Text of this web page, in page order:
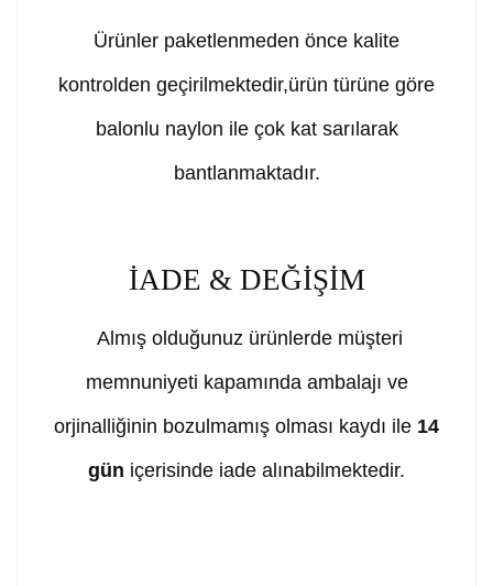
Ürünler paketlenmeden önce kalite
kontrolden geçirilmektedir,ürün türüne göre
balonlu naylon ile çok kat sarılarak
bantlanmaktadır.
İADE & DEĞİŞİM
Almış olduğunuz ürünlerde müşteri
memnuniyeti kapamında ambalajı ve
orjinalliğinin bozulmamış olması kaydı ile 14
gün içerisinde iade alınabilmektedir.